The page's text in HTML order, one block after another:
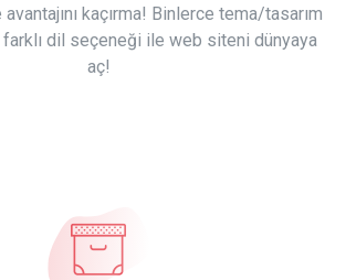
kaçırma! Binlerce tema/tasarım
dil seçeneği ile web siteni dünyaya
aç!